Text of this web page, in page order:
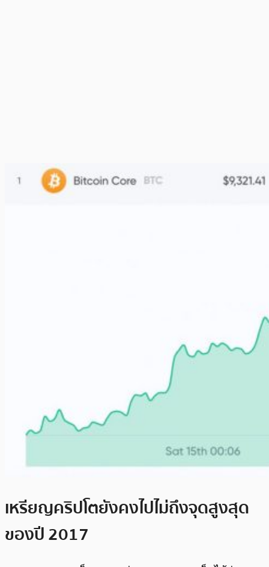
เหรียญคริปโตยังคงไปไม่ถึงจุดสูงสุด
ของปี 2017